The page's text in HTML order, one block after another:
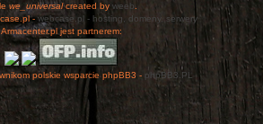
we_universalcreated by weeb.
-webcase.pl - hosting, domeny, serwery
Armacenter.pl jest partnerem:
polskie wsparcie phpBB3 - phpBB3.PL